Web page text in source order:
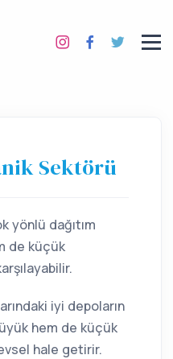
Sektörü
yönlü dağıtım
de küçük
iyi depoların
hem de küçük
hale getirir.